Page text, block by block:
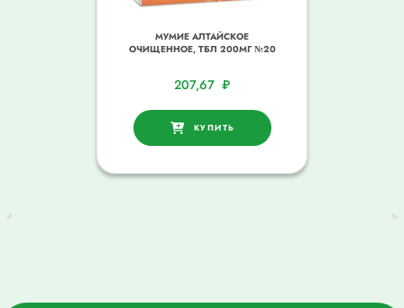
МУМИЕ АЛТАЙСКОЕ
ОЧИЩЕННОЕ, ТБЛ 200МГ №20
207,67 ₽
КУПИТЬ